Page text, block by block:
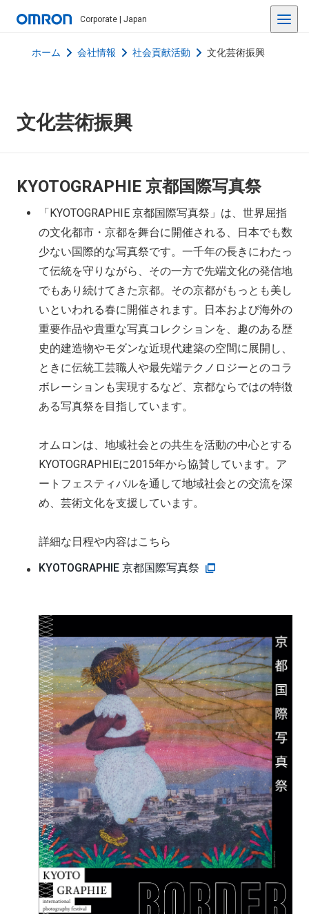
Corporate | Japan
ホーム 会社情報 社会貢献活動 文化芸術振興
文化芸術振興
KYOTOGRAPHIE 京都国際写真祭
「KYOTOGRAPHIE 京都国際写真祭」は、世界屈指
の文化都市・京都を舞台に開催される、日本でも数
少ない国際的な写真祭です。一千年の長きにわたっ
て伝統を守りながら、その一方で先端文化の発信地
でもあり続けてきた京都。その京都がもっとも美し
いといわれる春に開催されます。日本および海外の
重要作品や貴重な写真コレクションを、趣のある歴
史的建造物やモダンな近現代建築の空間に展開し、
ときに伝統工芸職人や最先端テクノロジーとのコラ
ボレーションも実現するなど、京都ならではの特徴
ある写真祭を目指しています。
オムロンは、地域社会との共生を活動の中心とする
KYOTOGRAPHIEに2015年から協賛しています。ア
ートフェスティバルを通して地域社会との交流を深
め、芸術文化を支援しています。
詳細な日程や内容はこちら
KYOTOGRAPHIE 京都国際写真祭